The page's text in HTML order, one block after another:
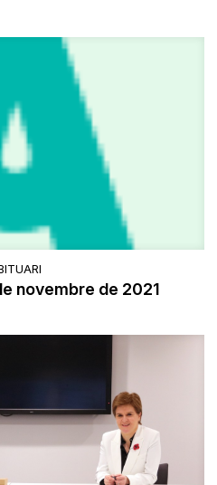
novembre de 2021